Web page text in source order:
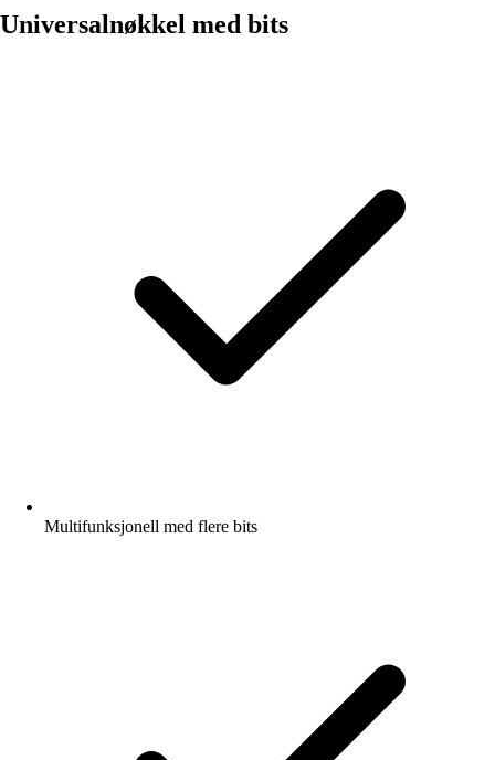
Universalnøkkel med bits
Multifunksjonell med flere bits